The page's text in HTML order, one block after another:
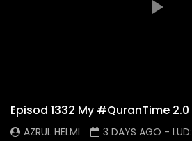
Episod 1332 My #QuranTime 2.0
AZRUL HELMI 3 DAYS AGO - LUD: